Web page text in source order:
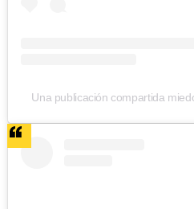
Una publicación compartida